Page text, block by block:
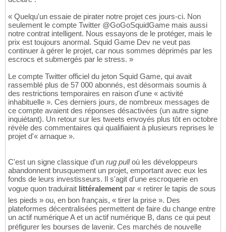
« Quelqu'un essaie de pirater notre projet ces jours-ci. Non
seulement le compte Twitter @GoGoSquidGame mais aussi
notre contrat intelligent. Nous essayons de le protéger, mais le
prix est toujours anormal. Squid Game Dev ne veut pas
continuer à gérer le projet, car nous sommes déprimés par les
escrocs et submergés par le stress. »
Le compte Twitter officiel du jeton Squid Game, qui avait
rassemblé plus de 57 000 abonnés, est désormais soumis à
des restrictions temporaires en raison d'une « activité
inhabituelle ». Ces derniers jours, de nombreux messages de
ce compte avaient des réponses désactivées (un autre signe
inquiétant). Un retour sur les tweets envoyés plus tôt en octobre
révèle des commentaires qui qualifiaient à plusieurs reprises le
projet d'« arnaque ».
C'est un signe classique d'un rug pulloù les développeurs
abandonnent brusquement un projet, emportant avec eux les
fonds de leurs investisseurs. Il s'agit d'une escroquerie en
vogue quon traduirait littéralement par « retirer le tapis de sous
les pieds » ou, en bon français, « tirer la prise ». Des
plateformes décentralisées permettent de faire du change entre
un actif numérique A et un actif numérique B, dans ce qui peut
préfigurer les bourses de lavenir. Ces marchés de nouvelle